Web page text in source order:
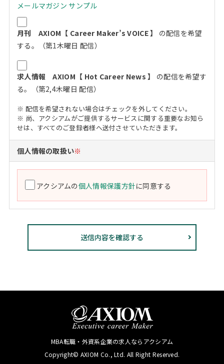
メールマガジン サンプル
月刊 AXIOM【 Career Maker’s VOICE 】
の配信を希望
する。（第1木曜日 配信）
求人情報 AXIOM【 Hot Career News 】
の配信を希望す
る。（第2,4木曜日 配信）
※ 配信を希望されない場合はチェックを外してください。
※ 尚、アクシアムがご提供するサービスに関する重要なお知ら
せは、すべてのご登録者様へ送付させていただきます。
個人情報の取扱い※
アクシアムの個人情報保護方針に同意する
MBA転職・外資系企業の求人ならアクシアム
Copyright© AXIOM Co., Ltd. All Right Reserved.